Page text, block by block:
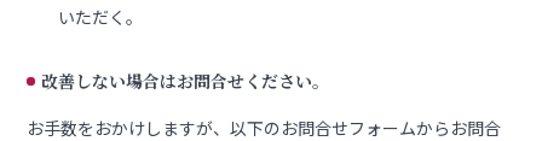
いただく。
改善しない場合はお問合せください。
お手数をおかけしますが、以下のお問合せフォームからお問合